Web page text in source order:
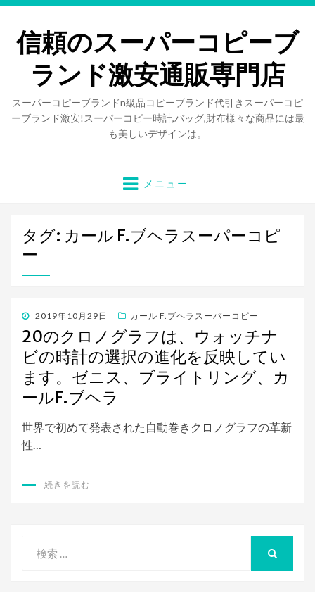
信頼のスーパーコピーブ
ランド激安通販専門店
スーパーコピーブランドn級品コピーブランド代引きスーパーコピ
ーブランド激安!スーパーコピー時計,バッグ,財布様々な商品には最
も美しいデザインは。
メニュー
タグ: カール F.ブヘラスーパーコピ
ー
投
稿
日:
2019年10月29日 カール F.ブヘラスーパーコピー
20のクロノグラフは、ウォッチナ
ビの時計の選択の進化を反映してい
ます。ゼニス、ブライトリング、カ
ールF.ブヘラ
世界で初めて発表された自動巻きクロノグラフの革新
性…
続きを読む